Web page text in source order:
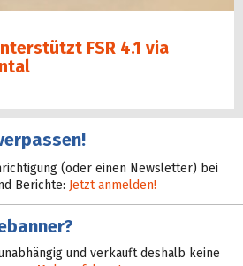
FSR 4.1 via
(oder einen Newsletter) bei
Berichte: Jetzt anmelden!
und verkauft deshalb keine